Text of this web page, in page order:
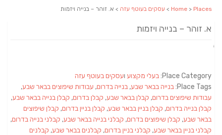
Home > Places
> עסקים בעוטף עזה > א. זוהר – בנייה ויזמות
א. זוהר – בנייה ויזמות
Place Category: בעלי מקצוע ועסקים בעוטף עזה
Place Tags: בנייה בבאר שבע, בנייה בדרום, עבודות שיפוצים בבאר שבע,
עבודות שיפוצים בדרום, קבלן בבאר שבע, קבלן בדרום, קבלן בנייה בבאר שבע,
קבלן בנייה בדרום, קבלן בניין בבאר שבע, קבלן בניין בדרום, קבלן שיפוצים
בבאר שבע, קבלן שיפוצים בדרום, קבלני בנייה בבאר שבע, קבלני בנייה בדרום,
קבלני בניין בבאר שבע, קבלני בניין בדרום, קבלנים בבאר שבע, קבלנים